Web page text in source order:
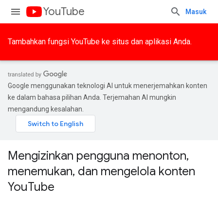
YouTube Masuk
Tambahkan fungsi YouTube ke situs dan aplikasi Anda.
Google menggunakan teknologi AI untuk menerjemahkan konten
ke dalam bahasa pilihan Anda. Terjemahan AI mungkin
mengandung kesalahan.
Mengizinkan pengguna menonton,
menemukan, dan mengelola konten
YouTube